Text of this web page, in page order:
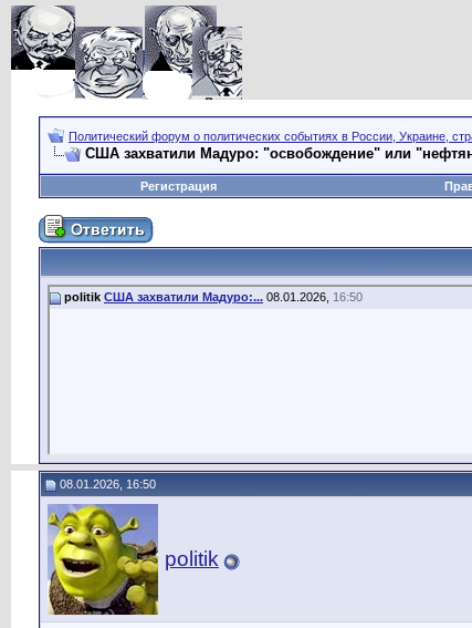
Политический форум о политических событиях в России, Украине,
США захватили Мадуро: "освобождение" или
Регистрация
politik США захватили Мадуро:... 08.01.2026, 16:50
08.01.2026, 16:50
politik